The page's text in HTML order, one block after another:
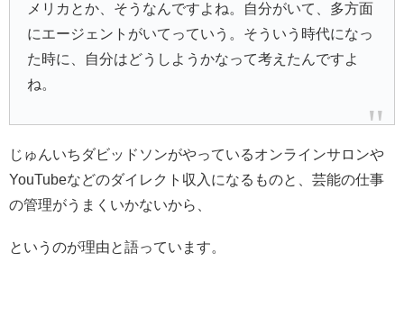
メリカとか、そうなんですよね。自分がいて、多方面
にエージェントがいてっていう。そういう時代になっ
た時に、自分はどうしようかなって考えたんですよ
ね。
じゅんいちダビッドソンがやっているオンラインサロンや
YouTubeなどのダイレクト収入になるものと、芸能の仕事
の管理がうまくいかないから、
というのが理由と語っています。